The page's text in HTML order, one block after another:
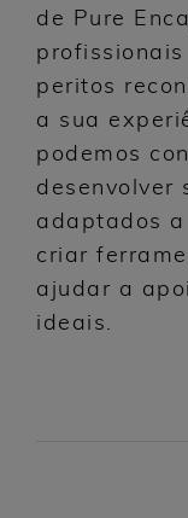
de Pure
peritos
a sua
podemos
desenvolver
adaptados
criar
ajudar a
ideais.